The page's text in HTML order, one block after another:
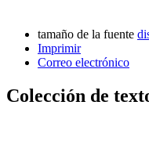
tamaño de la fuente
Imprimir
Correo electrónico
Colección de